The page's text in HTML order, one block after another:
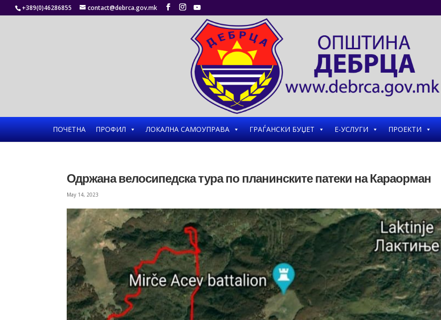
+389(0)46286855 contact@debrca.gov.mk
ПОЧЕТНА ПРОФИЛ ЛОКАЛНА САМОУПРАВА ГРАЃАНСКИ БУЏЕТ Е-УСЛУГИ ПРОЕКТИ
Одржана велосипедска тура по планинските патеки на Караорман
May 14, 2023